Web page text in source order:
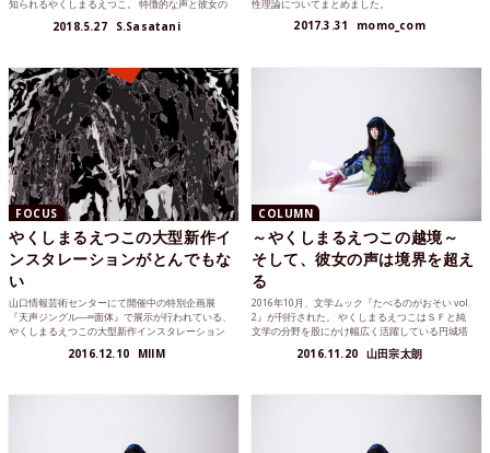
知られるやくしまるえつこ。 特徴的な声と彼女の
2018.5.27 S.Sasatani
性理論についてまとめました。
2017.3.31 momo_com
FOCUS
やくしまるえつこの大型新作イ
ンスタレーションがとんでもな
い
山口情報芸術センターにて開催中の特別企画展
『天声ジングル―∞面体』で展示が行われている、
やくしまるえつこの大型新作インスタレーション
2016.12.10 MIIM
COLUMN
～やくしまるえつこの越境～
そして、彼女の声は境界を超え
る
2016年10月、文学ムック『たべるのがおそい vol.
2』が刊行された。 やくしまるえつこはＳＦと純
文学の分野を股にかけ幅広く活躍している円城塔
と短編小説『星間文通』を共作した。
2016.11.20 山田宗太朗